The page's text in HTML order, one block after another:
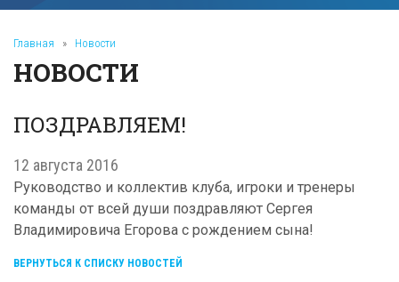
Главная » Новости
НОВОСТИ
ПОЗДРАВЛЯЕМ!
12 августа 2016
Руководство и коллектив клуба, игроки и тренеры
команды от всей души поздравляют Сергея
Владимировича Егорова с рождением сына!
ВЕРНУТЬСЯ К СПИСКУ НОВОСТЕЙ